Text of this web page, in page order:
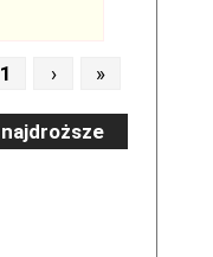
1 › »
najdroższe